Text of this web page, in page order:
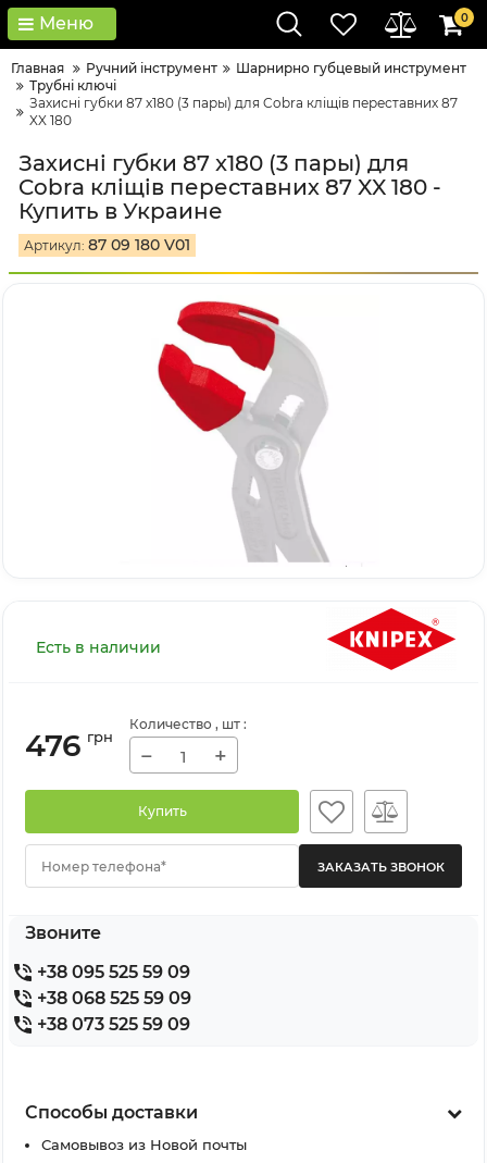
Меню 0
Главная Ручний інструмент
Шарнирно губцевый инструмент
Трубні ключі
Захисні губки 87 x180 (3 пары) для Cobra кліщів переставних 87
XX 180
Захисні губки 87 x180 (3 пары) для
Cobra кліщів переставних 87 XX 180 -
Купить в Украине
Артикул: 87 09 180 V01
Есть в наличии
476 грн
Количество , шт :
− +
Купить
Номер телефона*
Звоните
+38 095 525 59 09
+38 068 525 59 09
+38 073 525 59 09
Способы доставки
Самовывоз из Новой почты